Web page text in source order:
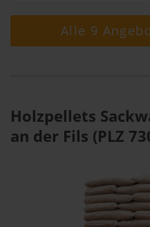
Alle 9
Holzpellets
an der Fils (PLZ